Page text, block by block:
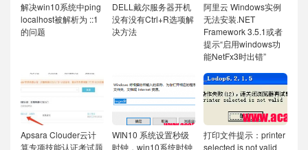
解决win10系统中ping
localhost被解析为 ::1
的问题
DELL戴尔服务器开机
没有没有Ctrl+R选项解
决方法
阿里云 Windows实例
无法安装.NET
Framework 3.5.1或者
提示“启用windows功
能NetFx3时出错”
Apsara Clouder云计
算专项技能认证考试题
WIN10 系统设置秒级
时钟，win10系统时钟
打印文件提示：printer
selected is not valid